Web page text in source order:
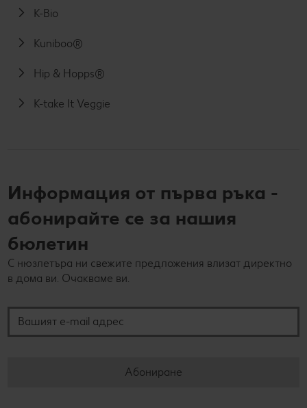
K-Bio
Kuniboo®
Hip & Hopps®
K-take It Veggie
Информация от първа ръка -
абонирайте се за нашия
бюлетин
С нюзлетъра ни свежите предложения влизат директно
в дома ви. Очакваме ви.
Абониране